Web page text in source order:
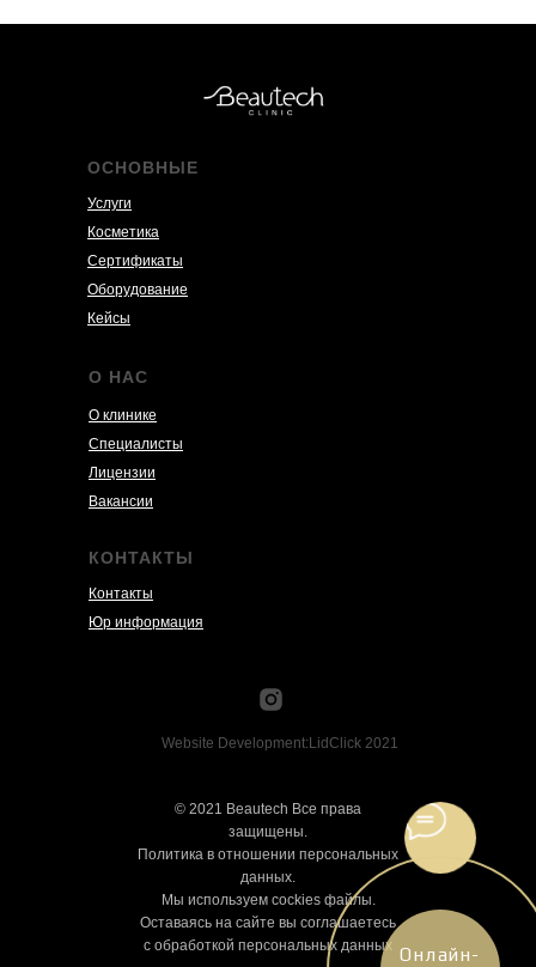
ОСНОВНЫЕ
Услуги
Косметика
Сертификаты
Оборудование
Кейсы
О НАС
О клинике
Специалисты
Лицензии
Вакансии
КОНТАКТЫ
Контакты
Юр информация
© 2021 Beautech Все права
защищены.
Политика в отношении персональных
данных.
Мы используем cockies файлы.
Оставаясь на сайте вы соглашаетесь
с обработкой персональных данных
Website Development:LidClick 2021
Онлайн-